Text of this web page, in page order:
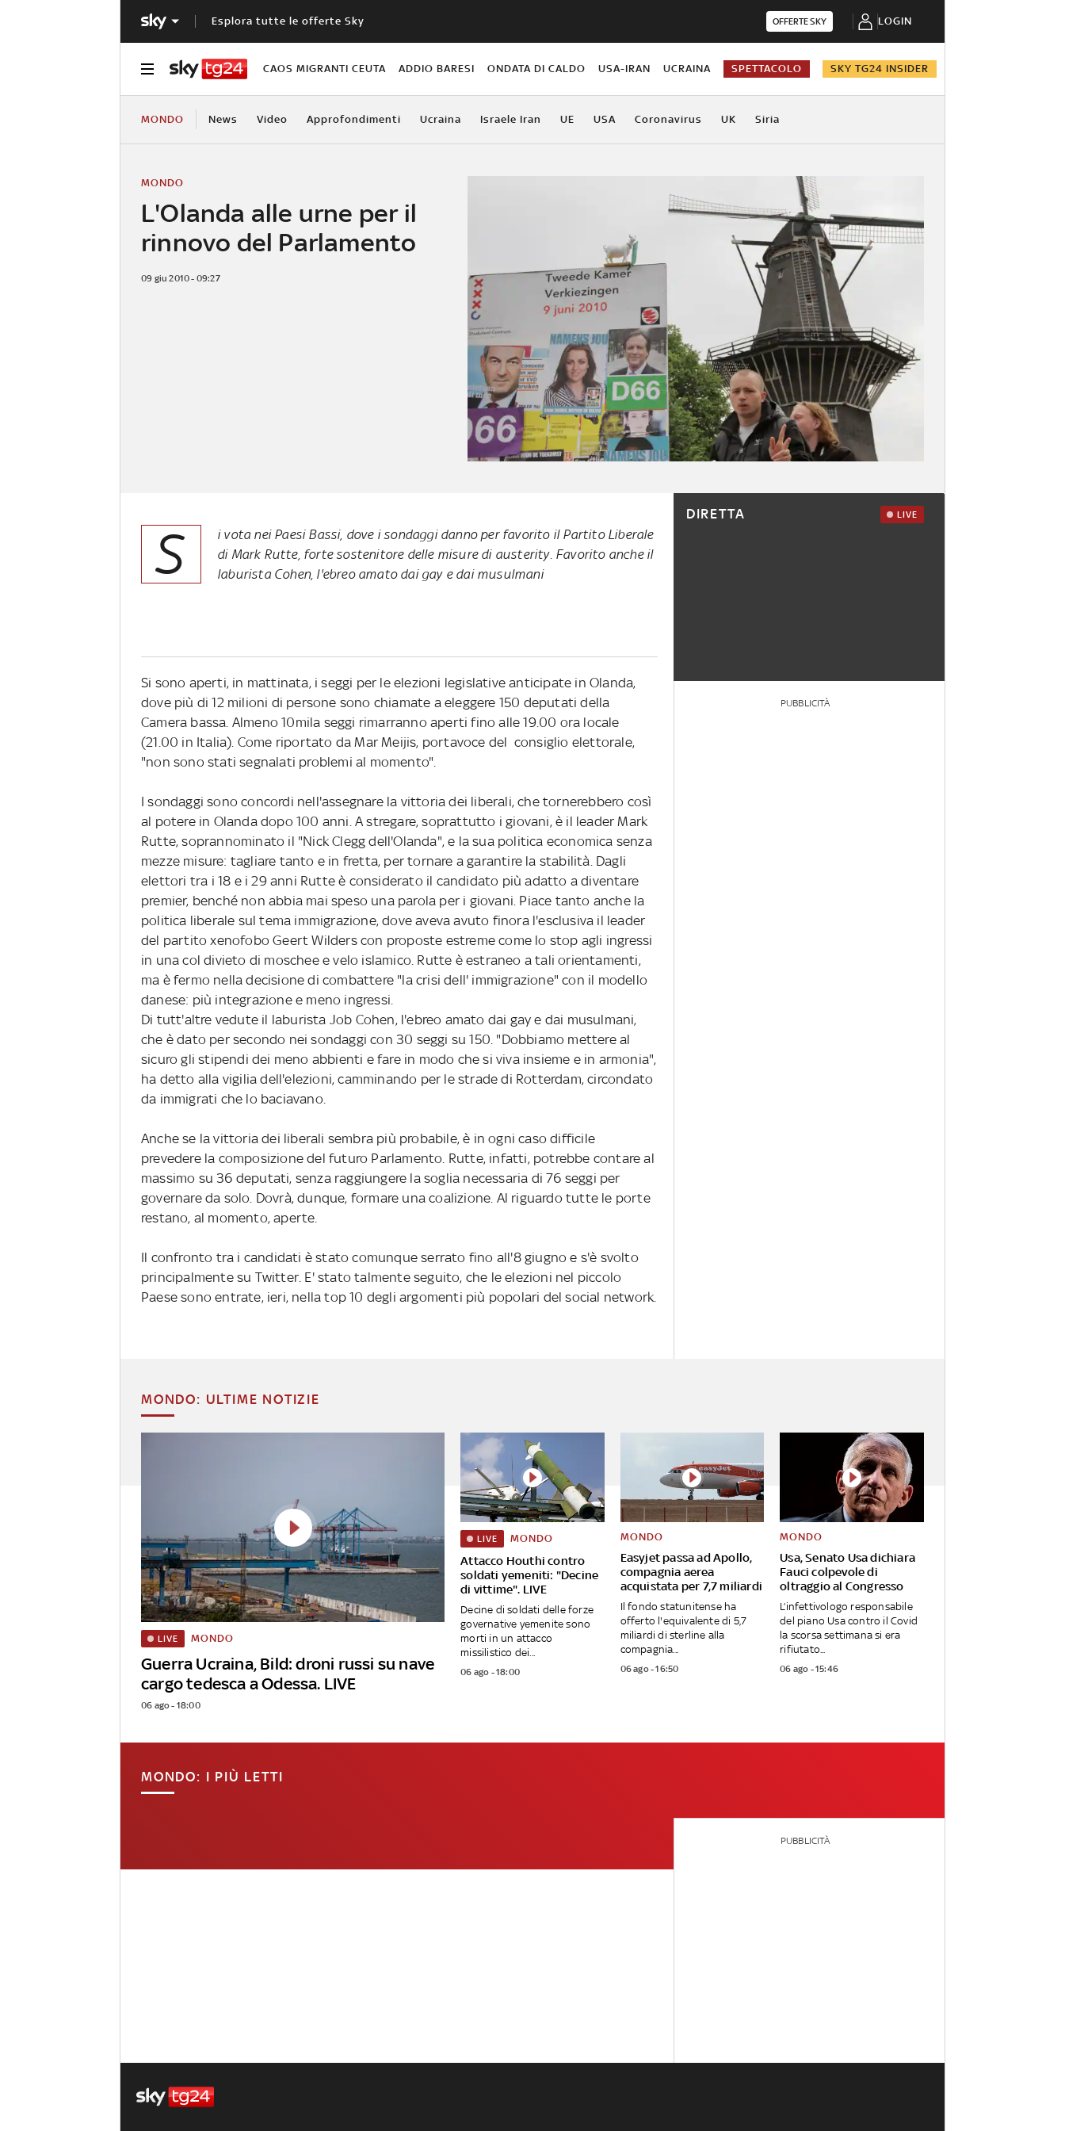
Esplora tutte le offerte Sky OFFERTE SKY LOGIN
CAOS MIGRANTI CEUTA ADDIO BARESI ONDATA DI CALDO USA-IRAN UCRAINA SPETTACOLO SKY TG24 INSIDER
MONDO News Video Approfondimenti Ucraina Israele Iran UE USA Coronavirus UK Siria
L'Olanda alle urne per il
rinnovo del Parlamento
MONDO
09 giu 2010 - 09:27
S
i vota nei Paesi Bassi, dove i sondaggi danno per favorito il Partito Liberale
di Mark Rutte, forte sostenitore delle misure di austerity. Favorito anche il
laburista Cohen, l'ebreo amato dai gay e dai musulmani
Si sono aperti, in mattinata, i seggi per le elezioni legislative anticipate in Olanda,
dove più di 12 milioni di persone sono chiamate a eleggere 150 deputati della
Camera bassa. Almeno 10mila seggi rimarranno aperti fino alle 19.00 ora locale
(21.00 in Italia). Come riportato da Mar Meijis, portavoce del consiglio elettorale,
"non sono stati segnalati problemi al momento".
I sondaggi sono concordi nell'assegnare la vittoria dei liberali, che tornerebbero così
al potere in Olanda dopo 100 anni. A stregare, soprattutto i giovani, è il leader Mark
Rutte, soprannominato il "Nick Clegg dell'Olanda", e la sua politica economica senza
mezze misure: tagliare tanto e in fretta, per tornare a garantire la stabilità. Dagli
elettori tra i 18 e i 29 anni Rutte è considerato il candidato più adatto a diventare
premier, benché non abbia mai speso una parola per i giovani. Piace tanto anche la
politica liberale sul tema immigrazione, dove aveva avuto finora l'esclusiva il leader
del partito xenofobo Geert Wilders con proposte estreme come lo stop agli ingressi
in una col divieto di moschee e velo islamico. Rutte è estraneo a tali orientamenti,
ma è fermo nella decisione di combattere "la crisi dell' immigrazione" con il modello
danese: più integrazione e meno ingressi.
Di tutt'altre vedute il laburista Job Cohen, l'ebreo amato dai gay e dai musulmani,
che è dato per secondo nei sondaggi con 30 seggi su 150. "Dobbiamo mettere al
sicuro gli stipendi dei meno abbienti e fare in modo che si viva insieme e in armonia",
ha detto alla vigilia dell'elezioni, camminando per le strade di Rotterdam, circondato
da immigrati che lo baciavano.
Anche se la vittoria dei liberali sembra più probabile, è in ogni caso difficile
prevedere la composizione del futuro Parlamento. Rutte, infatti, potrebbe contare al
massimo su 36 deputati, senza raggiungere la soglia necessaria di 76 seggi per
governare da solo. Dovrà, dunque, formare una coalizione. Al riguardo tutte le porte
restano, al momento, aperte.
Il confronto tra i candidati è stato comunque serrato fino all'8 giugno e s'è svolto
principalmente su Twitter. E' stato talmente seguito, che le elezioni nel piccolo
Paese sono entrate, ieri, nella top 10 degli argomenti più popolari del social network.
DIRETTA LIVE
PUBBLICITÀ
MONDO: ULTIME NOTIZIE
Guerra Ucraina, Bild: droni russi su nave
cargo tedesca a Odessa. LIVE
LIVE MONDO
06 ago - 18:00
Attacco Houthi contro
soldati yemeniti: "Decine
di vittime". LIVE
LIVE MONDO
Decine di soldati delle forze
governative yemenite sono
morti in un attacco
missilistico dei...
06 ago - 18:00
Easyjet passa ad Apollo,
compagnia aerea
acquistata per 7,7 miliardi
MONDO
Il fondo statunitense ha
offerto l'equivalente di 5,7
miliardi di sterline alla
compagnia...
06 ago - 16:50
Usa, Senato Usa dichiara
Fauci colpevole di
oltraggio al Congresso
MONDO
L’infettivologo responsabile
del piano Usa contro il Covid
la scorsa settimana si era
rifiutato...
06 ago - 15:46
MONDO: I PIÙ LETTI
PUBBLICITÀ